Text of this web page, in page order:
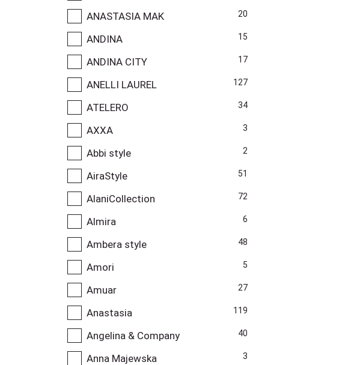
ANASTASIA MAK 20
ANDINA 15
ANDINA CITY 17
ANELLI LAUREL 127
ATELERO 34
AXXA 3
Abbi style 2
AiraStyle 51
AlaniCollection 72
Almira 6
Ambera style 48
Amori 5
Amuar 27
Anastasia 119
Angelina & Company 40
Anna Majewska 3